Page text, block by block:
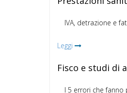
IVA, detrazione e
Leggi
Fisco e studi di
I 5 errori che fanno